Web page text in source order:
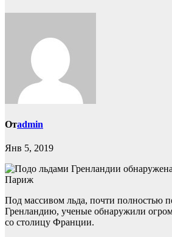
Отadmin
Янв 5, 2019
Под массивом льда, почти полностью
Гренландию, ученые обнаружили
со столицу Франции.